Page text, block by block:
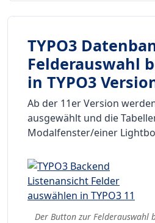
TYPO3
Felderauswahl
in TYPO3
Ab der 11er Version
ausgewählt und die
Modalfenster/einer
Der Button zur Felderauswahl